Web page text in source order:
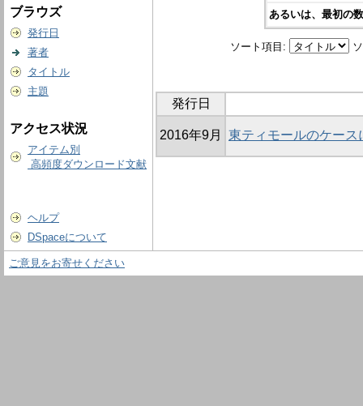
ブラウズ
発行日
著者
タイトル
主題
アクセス状況
アイテム別
高頻度ダウンロード文献
ヘルプ
DSpaceについて
あるいは、最初の
ソート項目:
発行日
2016年9月 東ティモールのケー
ご意見をお寄せください